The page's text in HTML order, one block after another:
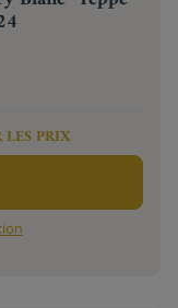
LES PRIX